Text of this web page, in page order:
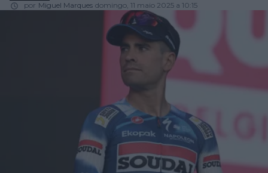
por Miguel Marques domingo, 11 maio 2025 a 10:15